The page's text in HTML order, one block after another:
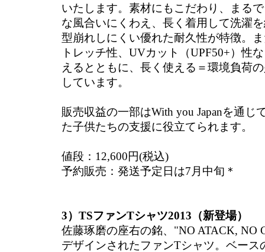
いたします。素材にもこだわり、まる
な風合いにくわえ、長く着用して洗濯
型崩れしにくい優れた耐久性が特徴。
トレッチ性、UVカット（UPF50+）性
えるとともに、長く使える＝環境負荷
しています。
販売収益の一部はWith you Japanを通じ
た子供たちの支援に役立てられます。
値段：12,600円(税込)
予約販売：発送予定日は7月中旬＊
3）TSファンTシャツ2013（新登場）
佐藤琢磨の座右の銘、"NO ATACK, NO
デザインされたファンTシャツ。ベース